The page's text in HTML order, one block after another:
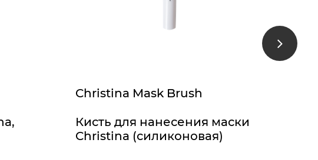
Christina Mask Brush
Кисть для нанесения маски
Christina (силиконовая)